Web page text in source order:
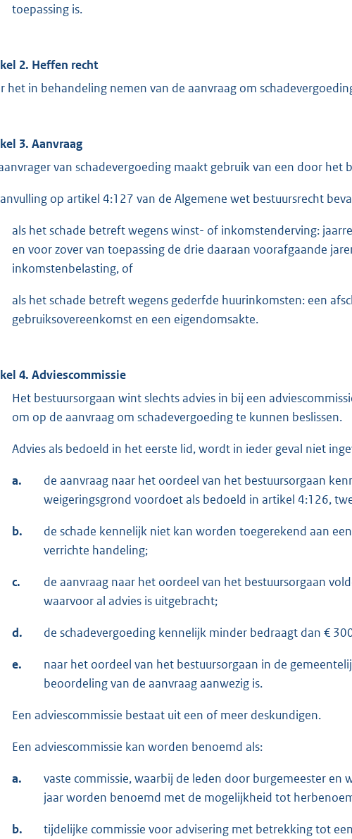
toepassing is.
2. Heffen recht
het in behandeling nemen van de aanvraag om
3. Aanvraag
van schadevergoeding maakt gebruik van een door het
op artikel 4:127 van de Algemene wet bestuursrecht
als het schade betreft wegens winst- of inkomstenderving:
en voor zover van toepassing de drie daaraan voorafgaande
inkomstenbelasting, of
als het schade betreft wegens gederfde huurinkomsten: een
gebruiksovereenkomst en een eigendomsakte.
4. Adviescommissie
Het bestuursorgaan wint slechts advies in bij een
om op de aanvraag om schadevergoeding te kunnen beslissen.
Advies als bedoeld in het eerste lid, wordt in ieder geval niet
a.
de aanvraag naar het oordeel van het bestuursorgaan
weigeringsgrond voordoet als bedoeld in artikel 4:126,
b.
de schade kennelijk niet kan worden toegerekend aan
verrichte handeling;
c.
de aanvraag naar het oordeel van het bestuursorgaan
waarvoor al advies is uitgebracht;
d. de schadevergoeding kennelijk minder bedraagt dan €
e.
naar het oordeel van het bestuursorgaan in de
beoordeling van de aanvraag aanwezig is.
Een adviescommissie bestaat uit een of meer deskundigen.
Een adviescommissie kan worden benoemd als:
a.
vaste commissie, waarbij de leden door burgemeester
jaar worden benoemd met de mogelijkheid tot
b.
tijdelijke commissie voor advisering met betrekking tot